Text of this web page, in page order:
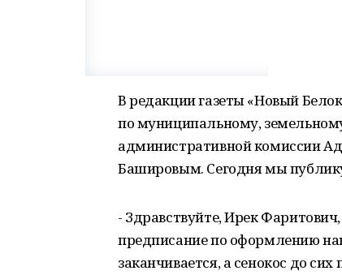
В редакции газеты «Новый
по муниципальному,
административной комиссии
Башировым. Сегодня мы
- Здравствуйте, Ирек
предписание по оформлению
заканчивается, а сенокос до